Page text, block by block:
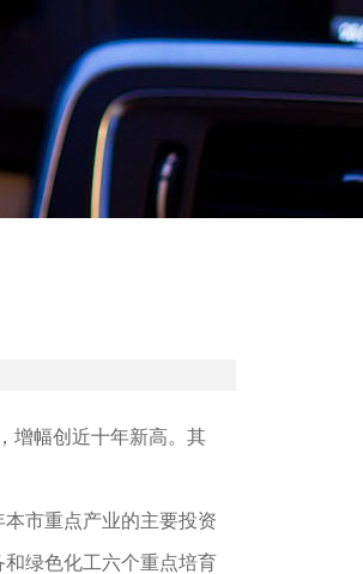
增幅创近十年新高。其
市重点产业的主要投资
绿色化工六个重点培育